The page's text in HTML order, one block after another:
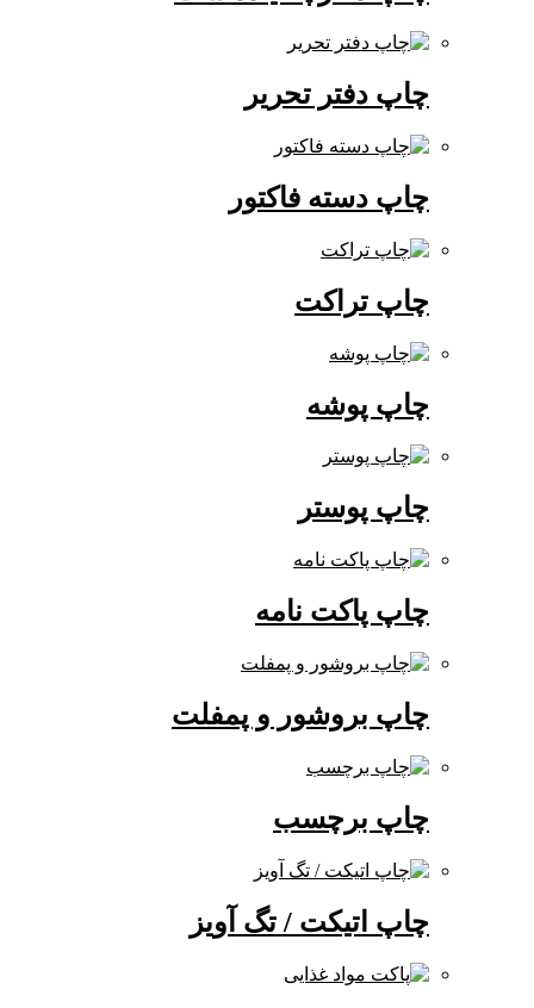
چاپ دفتر تحریر
چاپ دسته فاکتور
چاپ تراکت
چاپ پوشه
چاپ پوستر
چاپ پاکت نامه
چاپ بروشور و پمفلت
چاپ برچسب
چاپ اتیکت / تگ آویز